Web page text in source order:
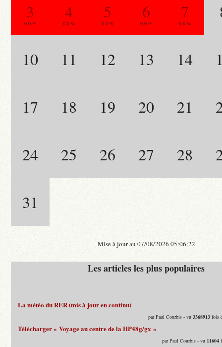
3
0.0 %
4
0.0 %
5
0.0 %
6
0.0 %
7
0.0 %
10 11 12 13 14
17 18 19 20 21
24 25 26 27 28
31
Mise à jour au 07/08/2026 05:06:22
Les articles les plus populaires
La météo du RER (mis à jour en continu)
par Paul Courbis - vu3368913 fois
Télécharger « Voyage au centre de la HP48g/gx »
par Paul Courbis - vu 11604